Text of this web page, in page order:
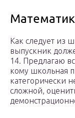
Как следует из
выпускник
14. Предлагаю
кому школьная
категорически
сложной,